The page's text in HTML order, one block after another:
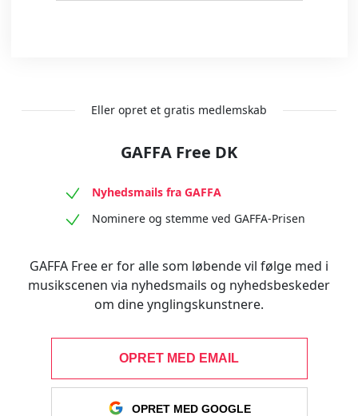
Eller opret et gratis medlemskab
GAFFA Free DK
Nyhedsmails fra GAFFA
Nominere og stemme ved GAFFA-Prisen
GAFFA Free er for alle som løbende vil følge med i
musikscenen via nyhedsmails og nyhedsbeskeder
om dine ynglingskunstnere.
OPRET MED EMAIL
OPRET MED GOOGLE